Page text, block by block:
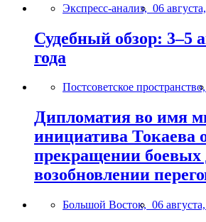
Экспресс-анализ, 06
Судебный обзор: 3–5
года
Постсоветское пространство,
Дипломатия во имя
инициатива Токаева
прекращении боевых
возобновлении
Большой Восток, 06